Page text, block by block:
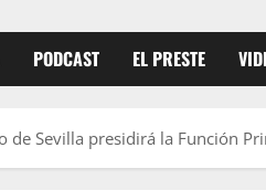
PODCAST EL PRESTE
de Sevilla presidirá la Función